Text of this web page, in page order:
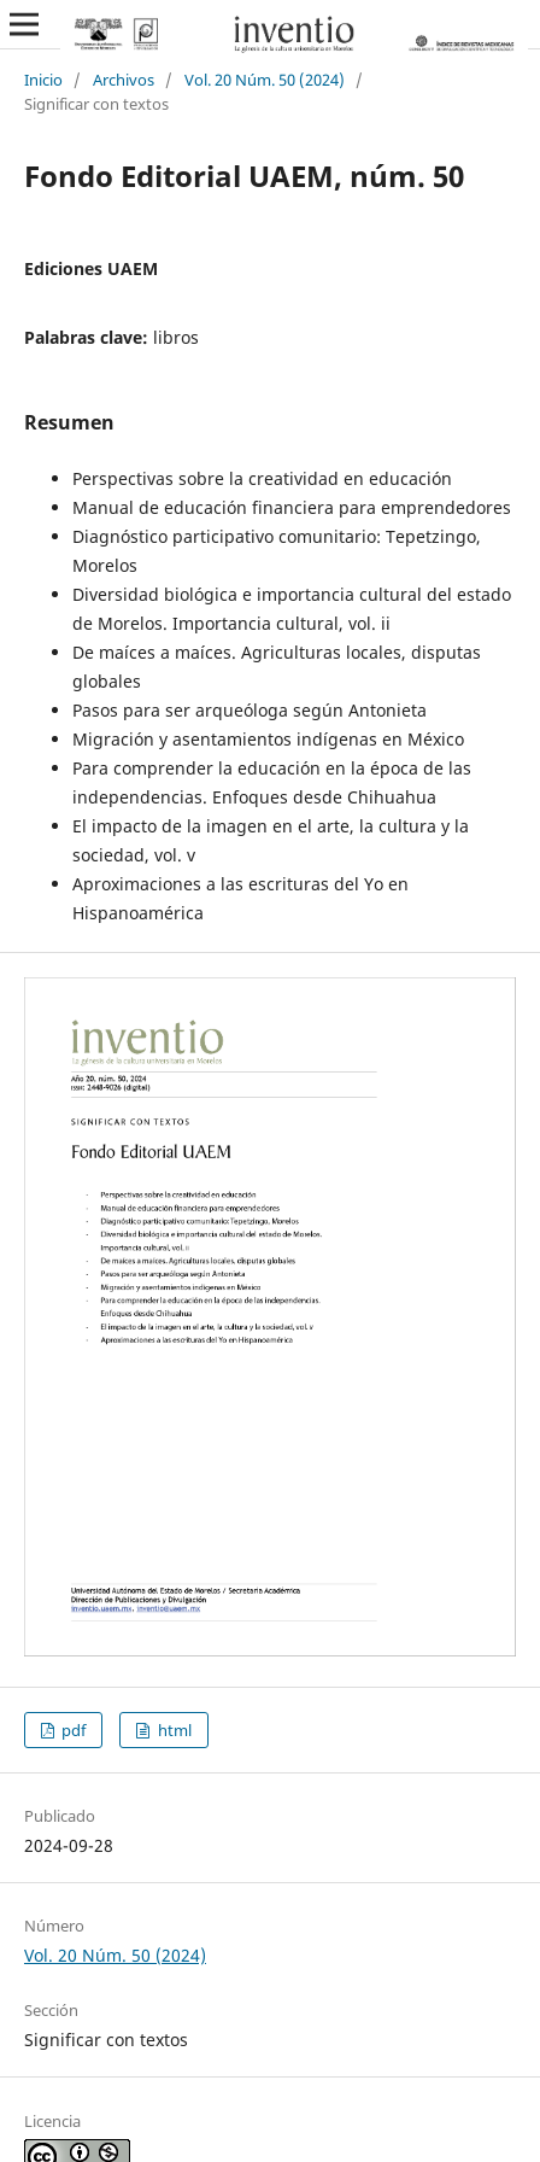
Inicio / Archivos / Vol. 20 Núm. 50 (2024)
/
Significar con textos
Fondo Editorial UAEM, núm. 50
Ediciones UAEM
Palabras clave: libros
Resumen
Perspectivas sobre la creatividad en educación
Manual de educación financiera para emprendedores
Diagnóstico participativo comunitario: Tepetzingo,
Morelos
Diversidad biológica e importancia cultural del estado
de Morelos. Importancia cultural, vol. ii
De maíces a maíces. Agriculturas locales, disputas
globales
Pasos para ser arqueóloga según Antonieta
Migración y asentamientos indígenas en México
Para comprender la educación en la época de las
independencias. Enfoques desde Chihuahua
El impacto de la imagen en el arte, la cultura y la
sociedad, vol. v
Aproximaciones a las escrituras del Yo en
Hispanoamérica
pdf html
Publicado
2024-09-28
Número
Vol. 20 Núm. 50 (2024)
Sección
Significar con textos
Licencia